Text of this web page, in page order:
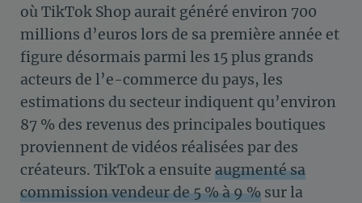
où TikTok Shop aurait généré environ 700
millions d’euros lors de sa première année et
figure désormais parmi les 15 plus grands
acteurs de l’e-commerce du pays, les
estimations du secteur indiquent qu’environ
87 % des revenus des principales boutiques
proviennent de vidéos réalisées par des
créateurs. TikTok a ensuite augmenté sa
commission vendeur de 5 % à 9 % sur la